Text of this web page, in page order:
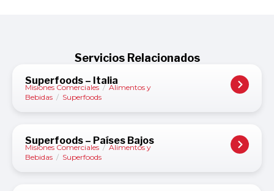
Servicios Relacionados
Superfoods – Italia
Misiones Comerciales / Alimentos y
Bebidas / Superfoods
Superfoods – Países Bajos
Misiones Comerciales / Alimentos y
Bebidas / Superfoods